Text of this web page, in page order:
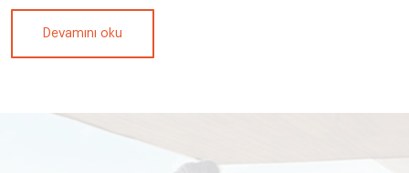
Devamını oku